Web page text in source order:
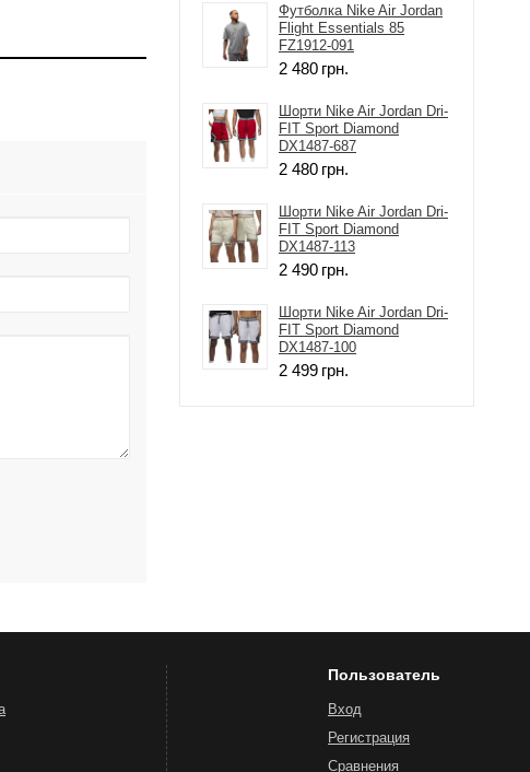
Футболка Nike Air Jordan
Flight Essentials 85
FZ1912-091
2 480 грн.
Шорти Nike Air Jordan Dri-
FIT Sport Diamond
DX1487-687
2 480 грн.
Шорти Nike Air Jordan Dri-
FIT Sport Diamond
DX1487-113
2 490 грн.
Шорти Nike Air Jordan Dri-
FIT Sport Diamond
DX1487-100
2 499 грн.
Пользователь
Вход
Регистрация
Сравнения